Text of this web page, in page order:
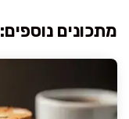
מתכונים נוספים: